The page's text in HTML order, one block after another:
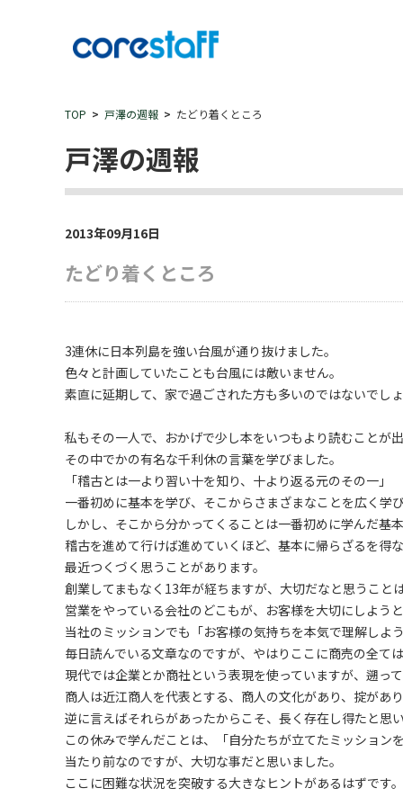
TOP 戸澤の週報 たどり着くところ
戸澤の週報
2013年09月16日
たどり着くところ
3連休に日本列島を強い台風が通り抜けました。
色々と計画していたことも台風には敵いません。
素直に延期して、家で過ごされた方も多いのではないでし
私もその一人で、おかげで少し本をいつもより読むことが
その中でかの有名な千利休の言葉を学びました。
「稽古とは一より習い十を知り、十より返る元のその一」
一番初めに基本を学び、そこからさまざまなことを広く学
しかし、そこから分かってくることは一番初めに学んだ基
稽古を進めて行けば進めていくほど、基本に帰らざるを得
最近つくづく思うことがあります。
創業してまもなく13年が経ちますが、大切だなと思うこと
営業をやっている会社のどこもが、お客様を大切にしよう
当社のミッションでも「お客様の気持ちを本気で理解しよ
毎日読んでいる文章なのですが、やはりここに商売の全て
現代では企業とか商社という表現を使っていますが、遡っ
商人は近江商人を代表とする、商人の文化があり、掟があ
逆に言えばそれらがあったからこそ、長く存在し得たと思
この休みで学んだことは、「自分たちが立てたミッション
当たり前なのですが、大切な事だと思いました。
ここに困難な状況を突破する大きなヒントがあるはずです。